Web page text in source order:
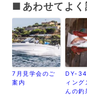
あわせてよ
7月見学会のご
案内
DY-34
ィング
んの釣